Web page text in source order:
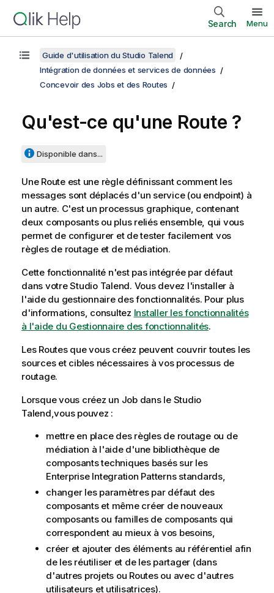
Search Menu
Guide d'utilisation du Studio Talend
Intégration de données et services de données
Concevoir des Jobs et des Routes
Qu'est-ce qu'une Route ?
Disponible dans...
Une Route est une règle définissant comment les
messages sont déplacés d'un service (ou endpoint) à
un autre. C'est un processus graphique, contenant
deux composants ou plus reliés ensemble, qui vous
permet de configurer et de tester facilement vos
règles de routage et de médiation.
Cette fonctionnalité n'est pas intégrée par défaut
dans votreStudio Talend. Vous devez l'installer à
l'aide du gestionnaire des fonctionnalités. Pour plus
d'informations, consultez Installer les fonctionnalités
à l'aide du Gestionnaire des fonctionnalités.
Les Routes que vous créez peuvent couvrir toutes les
sources et cibles nécessaires à vos processus de
routage.
Lorsque vous créez un Job dans le Studio
Talend,vous pouvez :
mettre en place des règles de routage ou de
médiation à l'aide d'une bibliothèque de
composants techniques basés sur les
Enterprise Integration Patterns standards,
changer les paramètres par défaut des
composants et même créer de nouveaux
composants ou familles de composants qui
correspondent au mieux à vos besoins,
créer et ajouter des éléments au référentiel afin
de les réutiliser et de les partager (dans
d'autres projets ou Routes ou avec d'autres
utilisateurs et utilisatrices).